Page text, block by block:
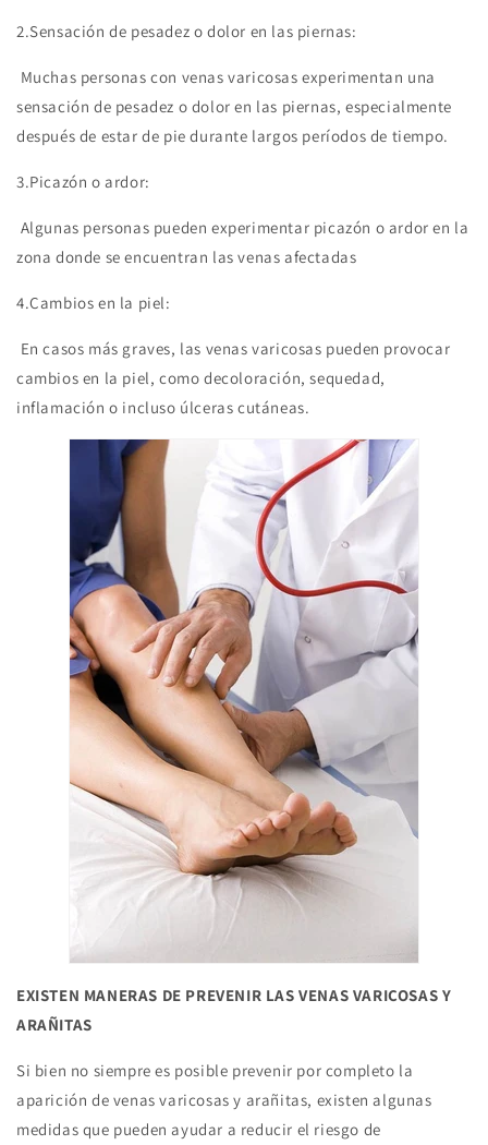
2.Sensación de pesadez o dolor en las piernas:
Muchas personas con venas varicosas experimentan una
sensación de pesadez o dolor en las piernas, especialmente
después de estar de pie durante largos períodos de tiempo.
3.Picazón o ardor:
Algunas personas pueden experimentar picazón o ardor en la
zona donde se encuentran las venas afectadas
4.Cambios en la piel:
En casos más graves, las venas varicosas pueden provocar
cambios en la piel, como decoloración, sequedad,
inflamación o incluso úlceras cutáneas.
EXISTEN MANERAS DE PREVENIR LAS VENAS VARICOSAS Y
ARAÑITAS
Si bien no siempre es posible prevenir por completo la
aparición de venas varicosas y arañitas, existen algunas
medidas que pueden ayudar a reducir el riesgo de